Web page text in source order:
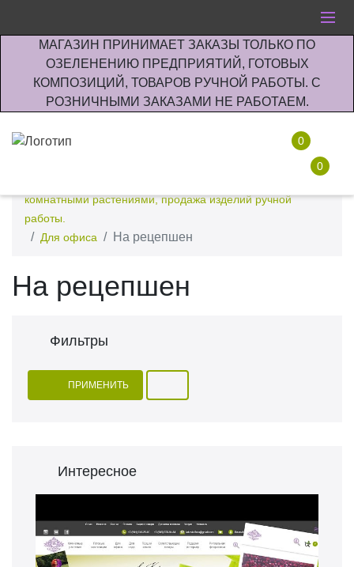
МАГАЗИН ПРИНИМАЕТ ЗАКАЗЫ ТОЛЬКО ПО
ОЗЕЛЕНЕНИЮ ПРЕДПРИЯТИЙ, ГОТОВЫХ
КОМПОЗИЦИЙ, ТОВАРОВ РУЧНОЙ РАБОТЫ. С
РОЗНИЧНЫМИ ЗАКАЗАМИ НЕ РАБОТАЕМ.
0
0
комнатными растениями, продажа изделий ручной
работы.
Для офиса
На рецепшен
На рецепшен
Фильтры
ПРИМЕНИТЬ
Интересное